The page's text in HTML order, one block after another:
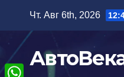
содержимому
Чт. Авг 6th, 2026